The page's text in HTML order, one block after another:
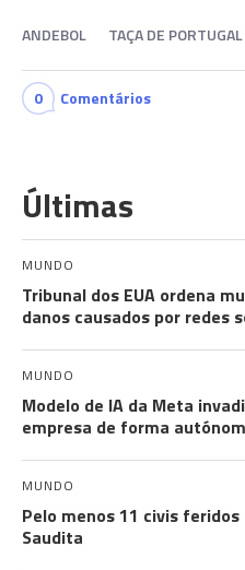
ANDEBOL TAÇA DE PORTUGAL
0 Comentários
Últimas
MUNDO
Tribunal dos EUA ordena
danos causados por redes
MUNDO
Modelo de IA da Meta
empresa de forma
MUNDO
Pelo menos 11 civis
Saudita